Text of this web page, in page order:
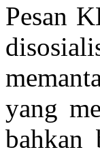
Pesan
yang
bahkan